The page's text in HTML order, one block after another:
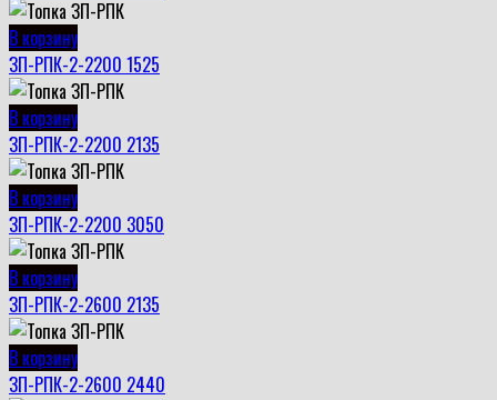
В корзину
ЗП-РПК-2-2200 1525
В корзину
ЗП-РПК-2-2200 2135
В корзину
ЗП-РПК-2-2200 3050
В корзину
ЗП-РПК-2-2600 2135
В корзину
ЗП-РПК-2-2600 2440